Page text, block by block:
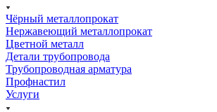
Чёрный металлопрокат
Нержавеющий металлопрокат
Цветной металл
Детали трубопровода
Трубопроводная арматура
Профнастил
Услуги